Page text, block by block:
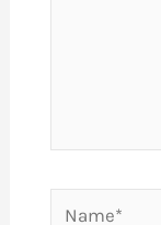
Name*